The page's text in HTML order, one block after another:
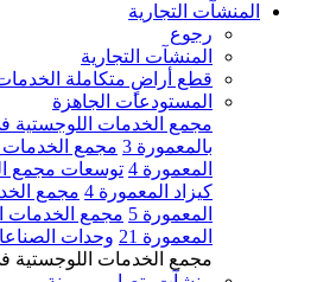
المنشآت التجارية
رجوع
المنشآت التجارية
قطع أراضٍ متكاملة الخدمات
المستودعات الجاهزة
مجمع الخدمات اللوجستية في
بالمعمورة 3
مجمع الخدمات
المعمورة 4
توسعات مجمع
كيزاد المعمورة 4
مجمع
المعمورة 5
مجمع الخدمات
المعمورة 21
وحدات الصناعات
مجمع الخدمات اللوجستية في